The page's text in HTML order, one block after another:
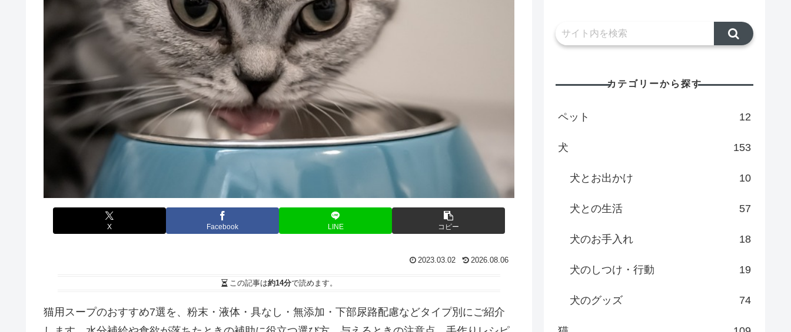
X Facebook LINE コピー
2023.03.02 2026.08.06
この記事は約14分で読めます。
猫用スープのおすすめ7選を、粉末・液体・具なし・無添加・下部尿路配慮などタイプ別にご紹介
カテゴリーから探す
ペット 12
犬 153
犬とお出かけ 10
犬との生活 57
犬のお手入れ 18
犬のしつけ・行動 19
犬のグッズ 74